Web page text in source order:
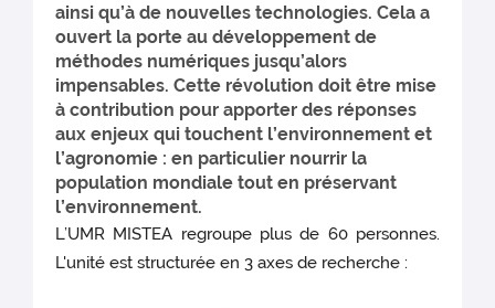
ainsi qu’à de nouvelles technologies. Cela a
ouvert la porte au développement de
méthodes numériques jusqu’alors
impensables. Cette révolution doit être mise
à contribution pour apporter des réponses
aux enjeux qui touchent l’environnement et
l’agronomie : en particulier nourrir la
population mondiale tout en préservant
l’environnement.
L’UMR MISTEA regroupe plus de 60 personnes.
L'unité est structurée en 3 axes de recherche :